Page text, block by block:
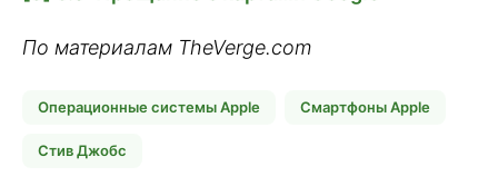
По материалам TheVerge.com
Операционные системы Apple Смартфоны Apple
Стив Джобс